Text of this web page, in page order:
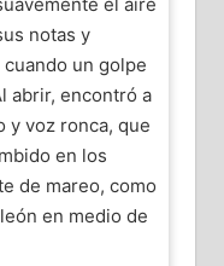
notas y
un golpe
abrir, encontró a
y voz ronca, que
en los
de mareo, como
en medio de